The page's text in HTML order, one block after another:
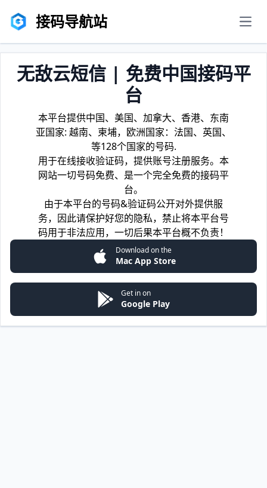
接码导航站
无敌云短信 | 免费中国接码平
台
本平台提供中国、美国、加拿大、香港、东南
亚国家: 越南、柬埔，欧洲国家：法国、英国、
等128个国家的号码.
用于在线接收验证码，提供账号注册服务。本
网站一切号码免费、是一个完全免费的接码平
台。
由于本平台的号码&验证码公开对外提供服
务，因此请保护好您的隐私，禁止将本平台号
码用于非法应用，一切后果本平台概不负责！
Download on the
Mac App Store
Get in on
Google Play